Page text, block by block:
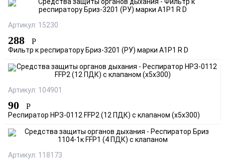
Артикул: 15230
288 Р
Фильтр к респиратору Бриз-3201 (РУ) марки А1Р1 R D
Артикул: 104901
90 Р
Респиратор НРЗ-0112 FFP2 (12 ПДК) с клапаном (х5х300)
Артикул: 118173